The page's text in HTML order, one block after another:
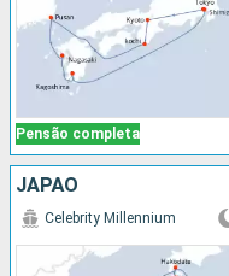
Pensão completa
JAPÃO
Celebrity Millennium